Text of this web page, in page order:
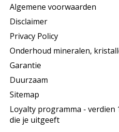
Algemene voorwaarden
Disclaimer
Privacy Policy
Onderhoud mineralen,
Garantie
Duurzaam
Sitemap
Loyalty programma - verdien
die je uitgeeft